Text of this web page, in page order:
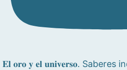
𝐄𝐥 𝐨𝐫𝐨 𝐲 𝐞𝐥 𝐮𝐧𝐢𝐯𝐞𝐫𝐬𝐨.